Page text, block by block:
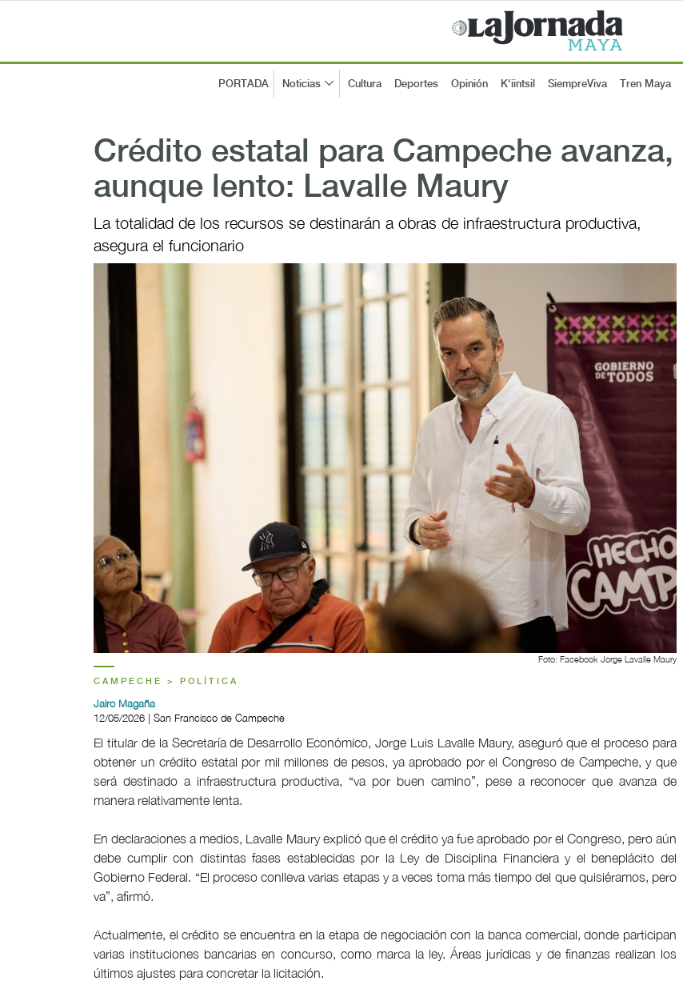
PORTADA Noticias Cultura Deportes Opinión K'iintsil SiempreViva Tren Maya
Crédito estatal para Campeche avanza,
aunque lento: Lavalle Maury
La totalidad de los recursos se destinarán a obras de infraestructura productiva,
asegura el funcionario
Foto: Facebook Jorge Lavalle Maury
CAMPECHE > POLÍTICA
Jairo Magaña
12/05/2026 | San Francisco de Campeche
El titular de la Secretaría de Desarrollo Económico, Jorge Luis Lavalle Maury, aseguró que el proceso para
obtener un crédito estatal por mil millones de pesos, ya aprobado por el Congreso de Campeche, y que
será destinado a infraestructura productiva, “va por buen camino”, pese a reconocer que avanza de
manera relativamente lenta.
En declaraciones a medios, Lavalle Maury explicó que el crédito ya fue aprobado por el Congreso, pero aún
debe cumplir con distintas fases establecidas por la Ley de Disciplina Financiera y el beneplácito del
Gobierno Federal. “El proceso conlleva varias etapas y a veces toma más tiempo del que quisiéramos, pero
va”, afirmó.
Actualmente, el crédito se encuentra en la etapa de negociación con la banca comercial, donde participan
varias instituciones bancarias en concurso, como marca la ley. Áreas jurídicas y de finanzas realizan los
últimos ajustes para concretar la licitación.